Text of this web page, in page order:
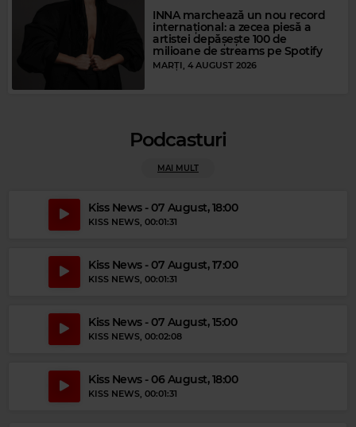
INNA marchează un nou record
internațional: a zecea piesă a
artistei depășește 100 de
milioane de streams pe Spotify
MARȚI, 4 AUGUST 2026
Podcasturi
MAI MULT
Kiss News - 07 August, 18:00
KISS NEWS, 00:01:31
Kiss News - 07 August, 17:00
KISS NEWS, 00:01:31
Kiss News - 07 August, 15:00
KISS NEWS, 00:02:08
Kiss News - 06 August, 18:00
KISS NEWS, 00:01:31